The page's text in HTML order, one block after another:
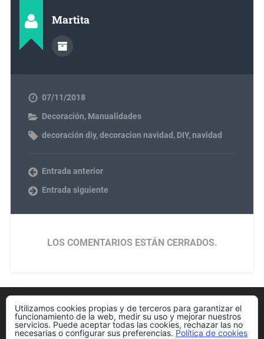
Martita
07/11/2018
Decoración, Manualidades
decoración diy,decoracion navidad , DIY,navidad
Entrada anterior
Entrada siguiente
LOS COMENTARIOS ESTÁN CERRADOS.
Política de cookies
Utilizamos cookies propias y de terceros para garantizar el
funcionamiento de la web, medir su uso y mejorar nuestros
servicios. Puede aceptar todas las cookies, rechazar las no
necesarias o configurar sus preferencias. Política de cookies